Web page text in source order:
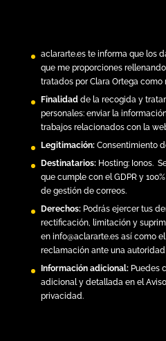
aclararte.este informa que los
que me proporciones
tratados por Clara Ortega como
Finalidadde la recogida y
personales: enviar la
trabajos relacionados con la
Legitimación: Consentimiento
Destinatarios:Hosting: Ionos.
que cumple con el GDPR y
de gestión de correos.
Derechos: Podrás ejercer tus
rectificación, limitación y
en info@aclararte.esasí como el
reclamación ante una
Información adicional:Puedes
adicional y detallada en el
privacidad.